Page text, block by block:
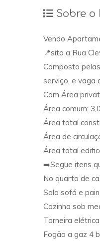
Sobre o
Vendo
📍sito a Rua
Composto
serviço, e vaga
Com Área
Área comum:
Área total
Área de
Área total
➡️Segue itens
No quarto de
Sala sofá e
Cozinha sob
Torneira elétrica
Fogão a gaz 4